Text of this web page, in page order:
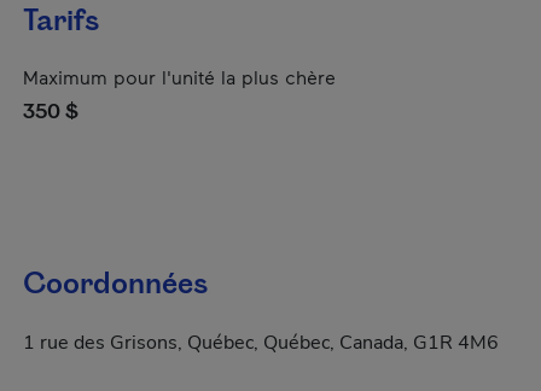
Tarifs
Maximum pour l'unité la plus chère
350 $
Coordonnées
1 rue des Grisons, Québec, Québec, Canada, G1R 4M6